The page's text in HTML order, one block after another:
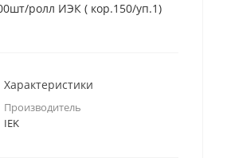
ролл ИЭК ( кор.150/уп.1)
Характеристики
Производитель
IEK